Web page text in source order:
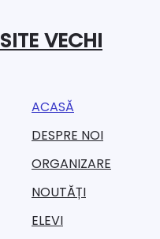
SITE VECHI
ACASĂ
DESPRE NOI
ORGANIZARE​
NOUTĂȚI
ELEVI